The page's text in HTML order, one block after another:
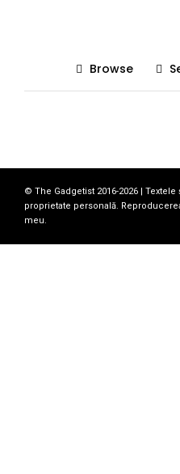
Browse
© The Gadgetist 2016-2026 |
proprietate personală.
meu.